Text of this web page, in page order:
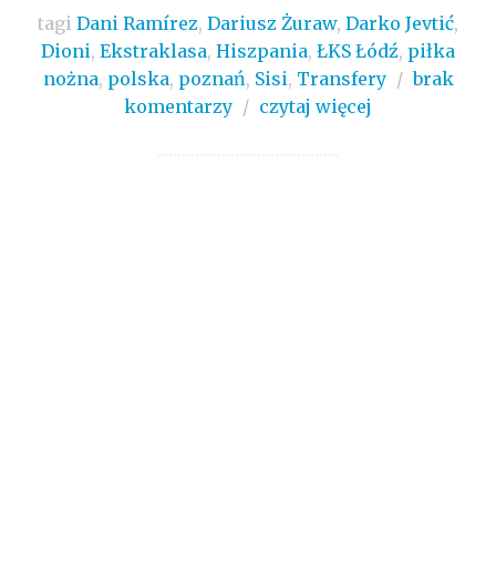
tagi Dani Ramírez, Dariusz Żuraw, Darko Jevtić,
Dioni, Ekstraklasa, Hiszpania, ŁKS Łódź, piłka
nożna, polska, poznań, Sisi, Transfery / brak
komentarzy / czytaj więcej